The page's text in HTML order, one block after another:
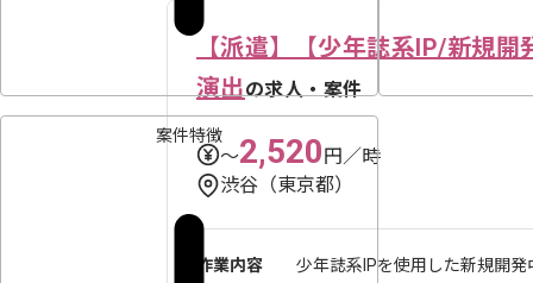
案件特徴
【派遣】【少年誌系IP/新規
演出の求人・案件
〜2,520円／時
渋谷（東京都）
作業内容
少年誌系IPを使用した新規開